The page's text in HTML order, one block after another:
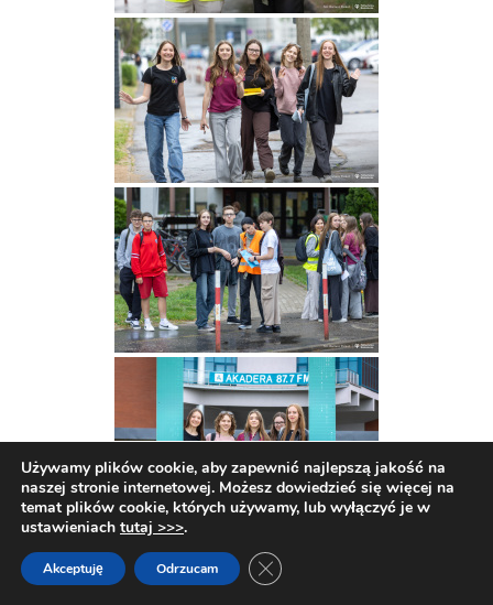
Używamy plików cookie, aby zapewnić najlepszą jakość na
naszej stronie internetowej. Możesz dowiedzieć się więcej na
temat plików cookie, których używamy, lub wyłączyć je w
ustawieniach tutaj >>>.
Akceptuję Odrzucam Zamknij panel powiadomień o